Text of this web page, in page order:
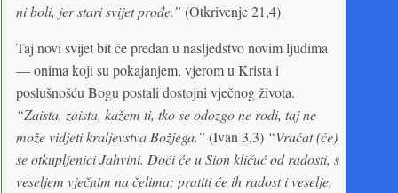
ni boli, jer stari svijet prođe.” (Otkrivenje 21,4)
Taj novi svijet bit će predan u nasljedstvo novim ljudima
— onima koji su pokajanjem, vjerom u Krista i
poslušnošću Bogu postali dostojni vječnog života.
“Zaista, zaista, kažem ti, tko se odozgo ne rodi, taj ne
može vidjeti kraljevstva Božjega.” (Ivan 3,3) “Vraćat (će)
se otkupljenici Jahvini. Doći će u Sion kličuć od radosti, s
veseljem vječnim na čelima; pratiti će ih radost i veselje,